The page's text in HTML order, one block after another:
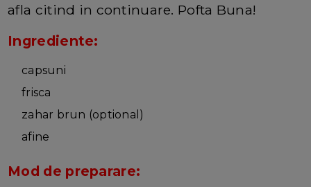
afla citind in continuare. Pofta Buna!
Ingrediente:
capsuni
frisca
zahar brun (optional)
afine
Mod de preparare: